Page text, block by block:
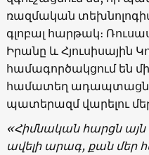
ռազմական
գլոբալ հարթակ։
Իրանը և Հյուսիսային
համագործակցում են
համատեղ
պատերազմ վարելու
«Հիմնական հարցն այն
ավելի արագ, քան մեր